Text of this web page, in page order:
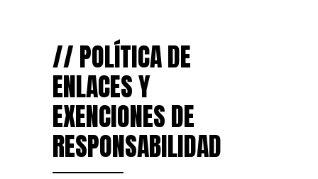
// POLÍTICA DE
ENLACES Y
EXENCIONES DE
RESPONSABILIDAD